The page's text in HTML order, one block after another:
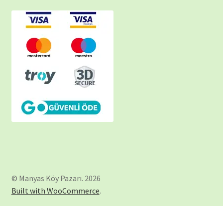
© Manyas Köy Pazarı. 2026
Built with WooCommerce.